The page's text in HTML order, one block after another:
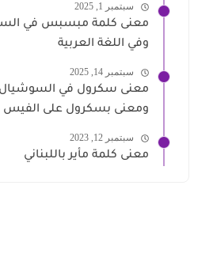
سبتمبر 1, 2025
معنى كلمة مبسبس في
وفي اللغة العربية
سبتمبر 14, 2025
معنى سكرول في السوشيال
ومعنى بسكرول على الفيس
سبتمبر 12, 2023
معنى كلمة مأير باللبناني